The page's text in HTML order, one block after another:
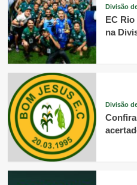
Divisão
EC
na
Divisão